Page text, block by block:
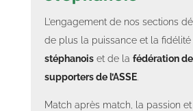
L’engagement de nos sections
de plus la puissance et la fidélité
stéphanois et de la fédération
supporters de l’ASSE.
Match après match, la passion